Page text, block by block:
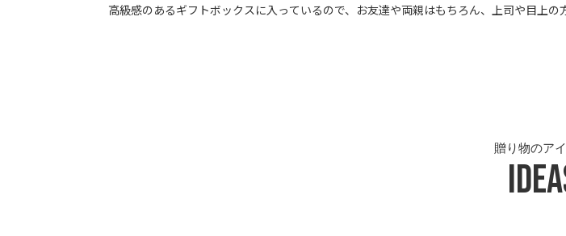
高級感のあるギフトボックスに入っているので、お友達や両親はもちろん、上司や目上の
贈り物のア